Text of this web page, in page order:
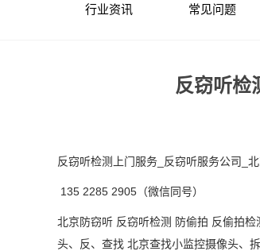
行业资讯 常见问题
反窃听检
反窃听检测上门服务_反窃听服务公司_
135 2285 2905（微信同号）
北京防窃听 反窃听检测 防偷拍 反偷拍检
头、反、查找 北京查找小监控摄像头、